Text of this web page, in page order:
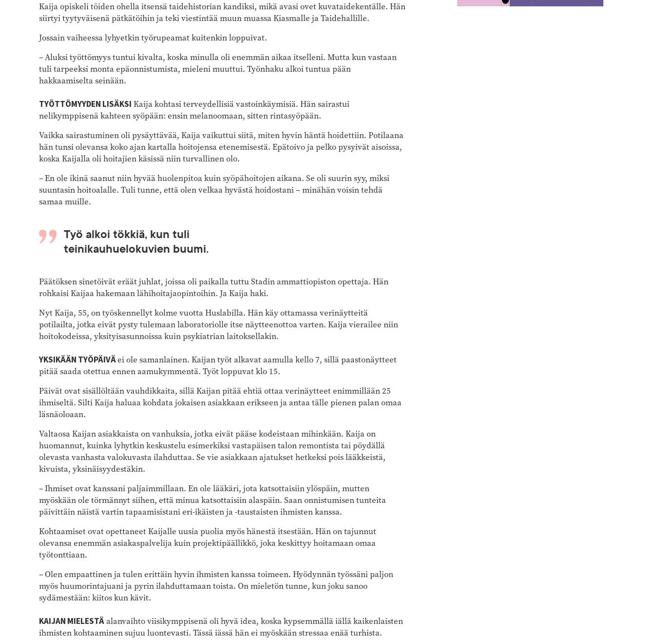
Kaija opiskeli töiden ohella itsensä taidehistorian kandiksi, mikä avasi ovet kuvataidekentälle. Hän
siirtyi tyytyväisenä pätkätöihin ja teki viestintää muun muassa Kiasmalle ja Taidehallille.
Jossain vaiheessa lyhyetkin työrupeamat kuitenkin loppuivat.
– Aluksi työttömyys tuntui kivalta, koska minulla oli enemmän aikaa itselleni. Mutta kun vastaan
tuli tarpeeksi monta epäonnistumista, mieleni muuttui. Työnhaku alkoi tuntua pään
hakkaamiselta seinään.
TYÖTTÖMYYDEN LISÄKSI Kaija kohtasi terveydellisiä vastoinkäymisiä. Hän sairastui
nelikymppisenä kahteen syöpään: ensin melanoomaan, sitten rintasyöpään.
Vaikka sairastuminen oli pysäyttävää, Kaija vaikuttui siitä, miten hyvin häntä hoidettiin. Potilaana
hän tunsi olevansa koko ajan kartalla hoitojensa etenemisestä. Epätoivo ja pelko pysyivät aisoissa,
koska Kaijalla oli hoitajien käsissä niin turvallinen olo.
– En ole ikinä saanut niin hyvää huolenpitoa kuin syöpähoitojen aikana. Se oli suurin syy, miksi
suuntasin hoitoalalle. Tuli tunne, että olen velkaa hyvästä hoidostani – minähän voisin tehdä
samaa muille.
Työ alkoi tökkiä, kun tuli
teinikauhuelokuvien buumi.
Päätöksen sinetöivät eräät juhlat, joissa oli paikalla tuttu Stadin ammattiopiston opettaja. Hän
rohkaisi Kaijaa hakemaan lähihoitajaopintoihin. Ja Kaija haki.
Nyt Kaija, 55, on työskennellyt kolme vuotta Huslabilla. Hän käy ottamassa verinäytteitä
potilailta, jotka eivät pysty tulemaan laboratoriolle itse näytteenottoa varten. Kaija vierailee niin
hoitokodeissa, yksityisasunnoissa kuin psykiatrian laitoksellakin.
YKSIKÄÄN TYÖPÄIVÄei ole samanlainen. Kaijan työt alkavat aamulla kello 7, sillä paastonäytteet
pitää saada otettua ennen aamukymmentä. Työt loppuvat klo 15.
Päivät ovat sisällöltään vauhdikkaita, sillä Kaijan pitää ehtiä ottaa verinäytteet enimmillään 25
ihmiseltä. Silti Kaija haluaa kohdata jokaisen asiakkaan erikseen ja antaa tälle pienen palan omaa
läsnäoloaan.
Valtaosa Kaijan asiakkaista on vanhuksia, jotka eivät pääse kodeistaan mihinkään. Kaija on
huomannut, kuinka lyhytkin keskustelu esimerkiksi vastapäisen talon remontista tai pöydällä
olevasta vanhasta valokuvasta ilahduttaa. Se vie asiakkaan ajatukset hetkeksi pois lääkkeistä,
kivuista, yksinäisyydestäkin.
– Ihmiset ovat kanssani paljaimmillaan. En ole lääkäri, jota katsottaisiin ylöspäin, mutten
myöskään ole törmännyt siihen, että minua katsottaisiin alaspäin. Saan onnistumisen tunteita
päivittäin näistä vartin tapaamisistani eri-ikäisten ja -taustaisten ihmisten kanssa.
Kohtaamiset ovat opettaneet Kaijalle uusia puolia myös hänestä itsestään. Hän on tajunnut
olevansa enemmän asiakaspalvelija kuin projektipäällikkö, joka keskittyy hoitamaan omaa
työtonttiaan.
– Olen empaattinen ja tulen erittäin hyvin ihmisten kanssa toimeen. Hyödynnän työssäni paljon
myös huumorintajuani ja pyrin ilahduttamaan toista. On mieletön tunne, kun joku sanoo
sydämestään: kiitos kun kävit.
KAIJAN MIELESTÄalanvaihto viisikymppisenä oli hyvä idea, koska kypsemmällä iällä kaikenlaisten
ihmisten kohtaaminen sujuu luontevasti. Tässä iässä hän ei myöskään stressaa enää turhista.